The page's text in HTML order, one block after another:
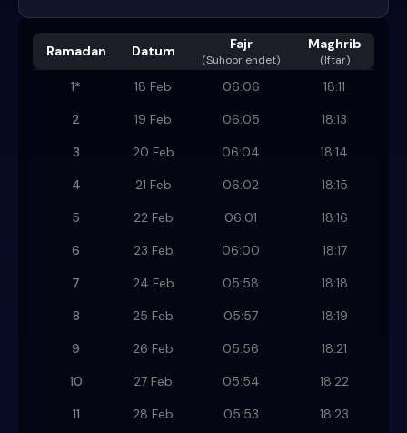
Ramadan Datum Fajr
(Suhoor endet)
Maghrib
(Iftar)
1* 18 Feb 06:06
18:11
2
19 Feb 06:05
18:13
3
20 Feb 06:04
18:14
4
21 Feb 06:02
18:15
5
22 Feb 06:01
18:16
6
23 Feb 06:00
18:17
7
24 Feb 05:58
18:18
8
25 Feb 05:57
18:19
9
26 Feb 05:56
18:21
10
27 Feb 05:54
18:22
11
28 Feb 05:53
18:23